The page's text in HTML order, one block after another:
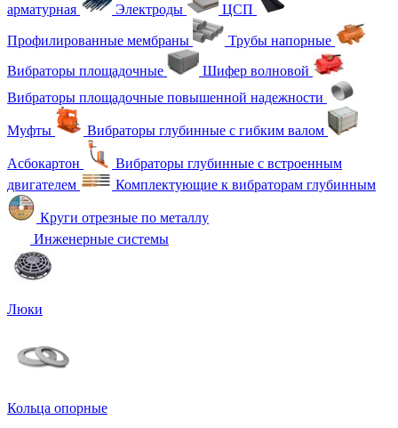
арматурная Электроды ЦСП
Профилированные мембраны
Трубы напорные
Вибраторы площадочные
Шифер волновой
Вибраторы площадочные повышенной надежности
Муфты Вибраторы глубинные с гибким валом
Асбокартон
Вибраторы глубинные с встроенным
двигателем
Комплектующие к вибраторам глубинным
Круги отрезные по металлу
Инженерные системы
Люки
Кольца опорные